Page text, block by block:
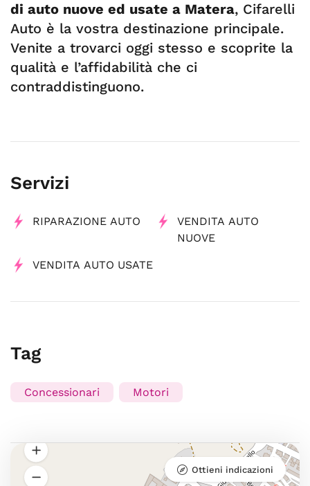
di auto nuove ed usate a Matera, Cifarelli
Auto è la vostra destinazione principale.
Venite a trovarci oggi stesso e scoprite la
qualità e l’affidabilità che ci
contraddistinguono.
Servizi
RIPARAZIONE AUTO
VENDITA AUTO
NUOVE
VENDITA AUTO USATE
Tag
Concessionari Motori
Ottieni indicazioni